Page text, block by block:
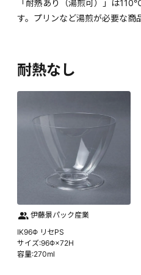
「耐熱あり（湯煎可）」は
す。プリンなど湯煎が必要な商
耐熱なし
伊藤景パック産業
IK96Φ リセPS
サイズ:96Φ×72H
容量:270ml